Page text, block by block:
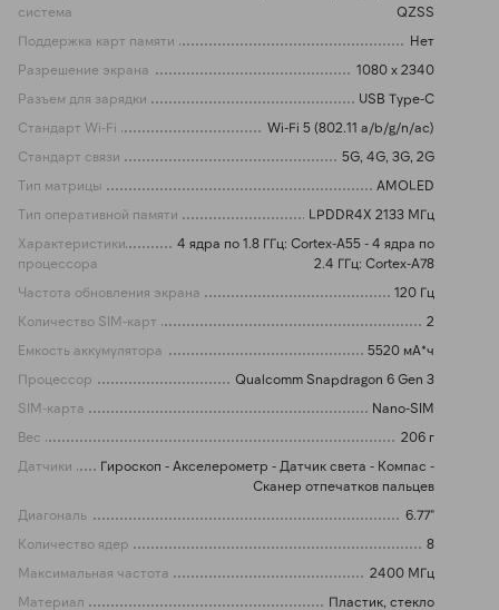
система
QZSS
Поддержка карт памяти
Нет
Разрешение экрана
1080 x 2340
Разъем для зарядки
USB Type-C
Стандарт Wi-Fi
Wi-Fi 5 (802.11 a/b/g/n/ac)
Стандарт связи
5G, 4G, 3G, 2G
Тип матрицы
AMOLED
Тип оперативной памяти
LPDDR4X 2133 МГц
Характеристики
процессора
4 ядра по 1.8 ГГц: Cortex-A55 - 4 ядра по
2.4 ГГц: Cortex-A78
Частота обновления экрана
120 Гц
Количество SIM-карт
2
Емкость аккумулятора
5520 мА*ч
Процессор
Qualcomm Snapdragon 6 Gen 3
SIM-карта
Nano-SIM
Вес
206 г
Датчики
Гироскоп - Акселерометр - Датчик света - Компас -
Сканер отпечатков пальцев
Диагональ
6.77"
Количество ядер
8
Максимальная частота
2400 МГц
Материал
Пластик, стекло